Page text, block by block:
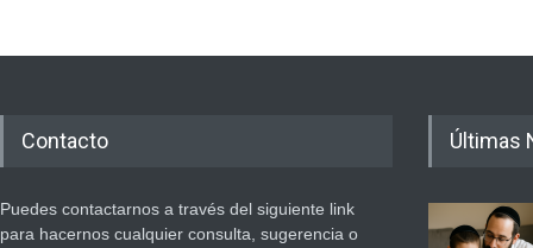
Contacto
Puedes contactarnos a través del siguiente link
para hacernos cualquier consulta, sugerencia o
Últimas